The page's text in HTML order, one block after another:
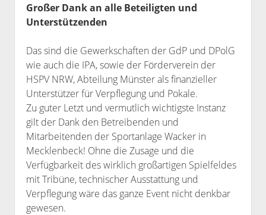
Großer Dank an alle Beteiligten und
Unterstützenden
Das sind die Gewerkschaften der GdP und DPolG
wie auch die IPA, sowie der Förderverein der
HSPV NRW, Abteilung Münster als finanzieller
Unterstützer für Verpflegung und Pokale.
Zu guter Letzt und vermutlich wichtigste Instanz
gilt der Dank den Betreibenden und
Mitarbeitenden der Sportanlage Wacker in
Mecklenbeck! Ohne die Zusage und die
Verfügbarkeit des wirklich großartigen Spielfeldes
mit Tribüne, technischer Ausstattung und
Verpflegung wäre das ganze Event nicht denkbar
gewesen.